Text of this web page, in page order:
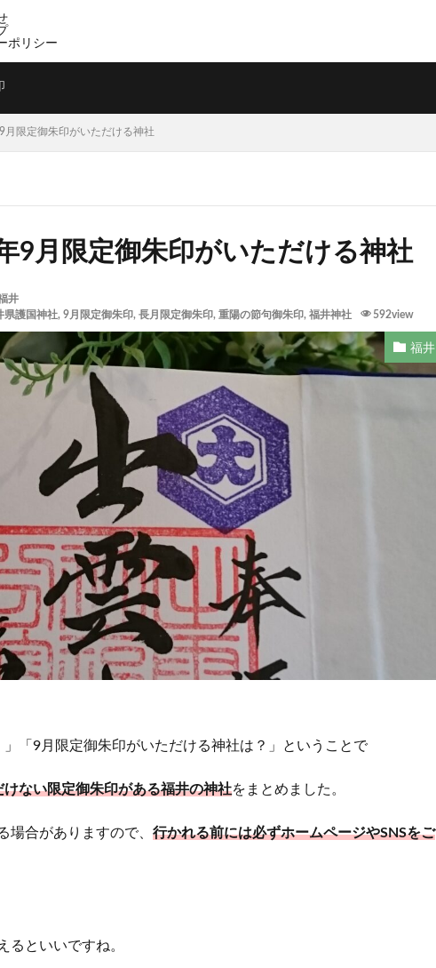
ポリシー
限定御朱印がいただける神社
月限定御朱印がいただける神社
井
県護国神社, 9月限定御朱印, 長月限定御朱印, 重陽の節句御朱印, 福井神社 592view
福井
」「9月限定御朱印がいただける神社は？」ということで
ない限定御朱印がある福井の神社をまとめました。
場合がありますので、 行かれる前には必ずホームページやSNSをご
るといいですね。